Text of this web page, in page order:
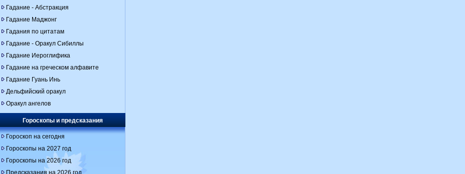
Гадание - Абстракция
Гадание Маджонг
Гадания по цитатам
Гадание - Оракул Сибиллы
Гадание Иероглифика
Гадание на греческом алфавите
Гадание Гуань Инь
Дельфийский оракул
Оракул ангелов
Гороскопы и предсказания
Гороскоп на сегодня
Гороскопы на 2027 год
Гороскопы на 2026 год
Предсказания на 2026 год